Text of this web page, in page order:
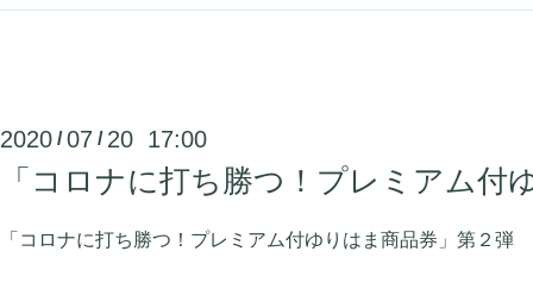
2020 /07 / 20 17:00
「コロナに打ち勝つ！プレミアム付
「コロナに打ち勝つ！プレミアム付ゆりはま商品券」第２弾